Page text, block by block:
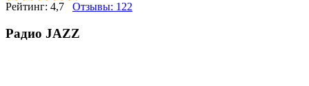
Рейтинг: 4,7 Отзывы: 122
Радио JAZZ